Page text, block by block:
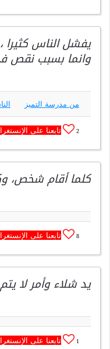
يفشل الناس
وانما بسبب نقص
من مدرسة التميز
2 تابعنا على
كلما أقام شخص،
8 تابعنا على
يد شلاء وأمر لا يتم
1 تابعنا على